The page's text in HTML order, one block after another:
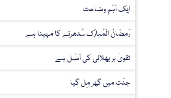
ایک اَہَم وضاحت
رَمضَانُ الْمُبارَک سُدھرنے کا مہینا ہے
تقویٰ ہر بھلائی کی اَصْل ہے
جنّت میں گھر مِل گیا